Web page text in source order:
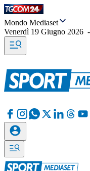
Mondo Mediaset
Venerdì 19 Giugno 2026 -